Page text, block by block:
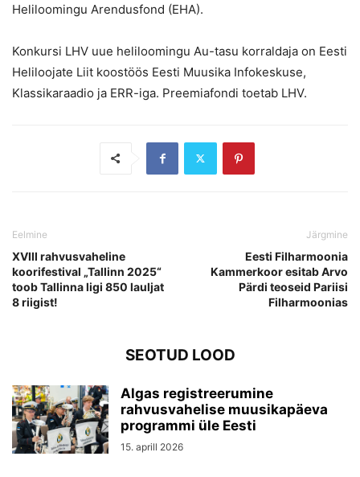
Heliloomingu Arendusfond (EHA).
Konkursi LHV uue heliloomingu Au-tasu korraldaja on Eesti
Heliloojate Liit koostöös Eesti Muusika Infokeskuse,
Klassikaraadio ja ERR-iga. Preemiafondi toetab LHV.
Eelmine
XVIII rahvusvaheline
koorifestival „Tallinn 2025“
toob Tallinna ligi 850 lauljat
8 riigist!
Järgmine
Eesti Filharmoonia
Kammerkoor esitab Arvo
Pärdi teoseid Pariisi
Filharmoonias
SEOTUD LOOD
Algas registreerumine
rahvusvahelise muusikapäeva
programmi üle Eesti
15. aprill 2026